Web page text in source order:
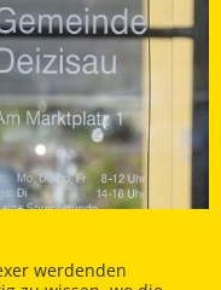
werdenden